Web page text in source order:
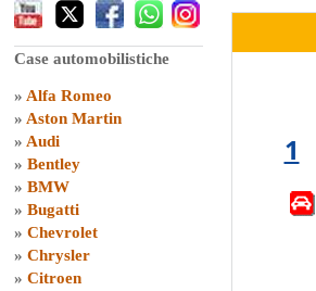
Case automobilistiche
» Alfa Romeo
» Aston Martin
» Audi
» Bentley
» BMW
» Bugatti
» Chevrolet
» Chrysler
» Citroen
1